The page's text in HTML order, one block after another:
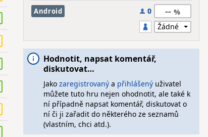
Android 0 --
Hodnotit, napsat komentář,
diskutovat…
Jako zaregistrovanýa přihlášenýuživatel
můžete tuto hru nejen ohodnotit, ale také k
ní případně napsat komentář, diskutovat o
ní či ji zařadit do některého ze seznamů
(vlastním, chci atd.).